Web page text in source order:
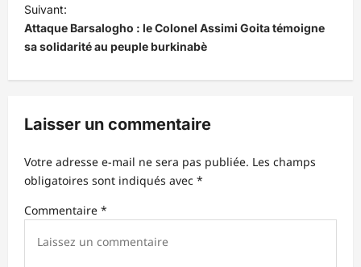
g
a
o
d
’
a
Suivant:
Attaque Barsalogho : le Colonel Assimi Goita témoigne
sa solidarité au peuple burkinabè
Laisser un commentaire
Votre adresse e-mail ne sera pas publiée. Les champs
obligatoires sont indiqués avec *
Commentaire *